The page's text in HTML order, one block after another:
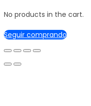
No products in the cart.
Seguir comprando